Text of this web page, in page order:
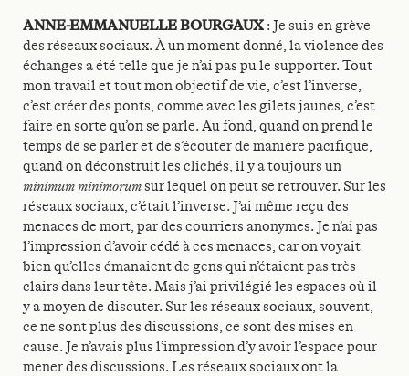
ANNE-EMMANUELLE BOURGAUX : Je suis en grève
des réseaux sociaux. À un moment donné, la violence des
échanges a été telle que je n’ai pas pu le supporter. Tout
mon travail et tout mon objectif de vie, c’est l’inverse,
c’est créer des ponts, comme avec les gilets jaunes, c’est
faire en sorte qu’on se parle. Au fond, quand on prend le
temps de se parler et de s’écouter de manière pacifique,
quand on déconstruit les clichés, il y a toujours un
minimum minimorumsur lequel on peut se retrouver. Sur les
réseaux sociaux, c’était l’inverse. J’ai même reçu des
menaces de mort, par des courriers anonymes. Je n’ai pas
l’impression d’avoir cédé à ces menaces, car on voyait
bien qu’elles émanaient de gens qui n’étaient pas très
clairs dans leur tête. Mais j’ai privilégié les espaces où il
y a moyen de discuter. Sur les réseaux sociaux, souvent,
ce ne sont plus des discussions, ce sont des mises en
cause. Je n’avais plus l’impression d’y avoir l’espace pour
mener des discussions. Les réseaux sociaux ont la